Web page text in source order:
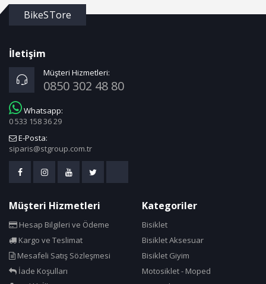
BikeSTore
İletişim
Müşteri Hizmetleri:
0850 302 48 80
Whatsapp:
0 533 158 36 29
E-Posta:
siparis@stgroup.com.tr
Müşteri Hizmetleri
Hesap Bilgileri ve Ödeme
Kargo ve Teslimat
Mesafeli Satış Sözleşmesi
İade Koşulları
Kategoriler
Bisiklet
Bisiklet Aksesuar
Bisiklet Giyim
Motosiklet - Moped